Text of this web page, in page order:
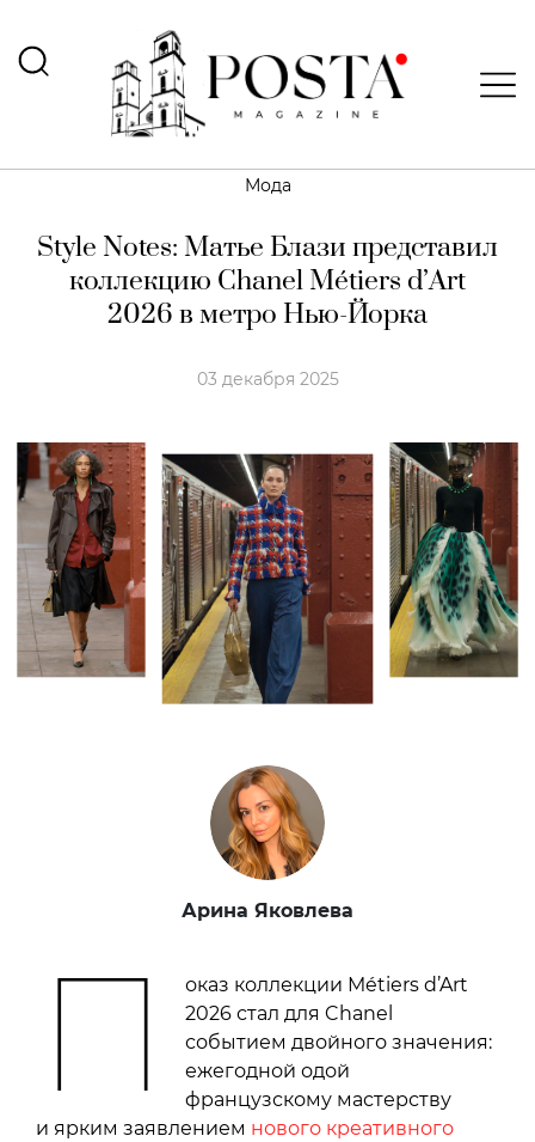
Мода
Style Notes: Матье Блази представил
коллекцию Chanel Métiers d’Art
2026 в метро Нью-Йорка
03 декабря 2025
Арина Яковлева
П
оказ коллекции Métiers d’Art
2026 стал для Chanel
событием двойного значения:
ежегодной одой
французскому мастерству
и ярким заявлением нового креативного